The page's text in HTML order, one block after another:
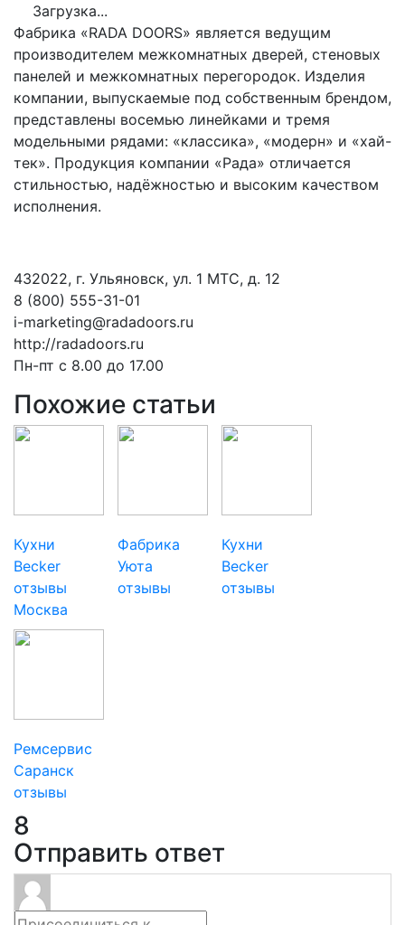
Загрузка...
Фабрика «RADA DOORS» является ведущим
производителем межкомнатных дверей, стеновых
панелей и межкомнатных перегородок. Изделия
компании, выпускаемые под собственным брендом,
представлены восемью линейками и тремя
модельными рядами: «классика», «модерн» и «хай-
тек». Продукция компании «Рада» отличается
стильностью, надёжностью и высоким качеством
исполнения.
432022, г. Ульяновск, ул. 1 МТС, д. 12
8 (800) 555-31-01
i-marketing@radadoors.ru
http://radadoors.ru
Пн-пт с 8.00 до 17.00
Похожие статьи
Кухни
Becker
отзывы
Москва
Фабрика
Уюта
отзывы
Кухни
Becker
отзывы
Ремсервис
Саранск
отзывы
8
Отправить ответ